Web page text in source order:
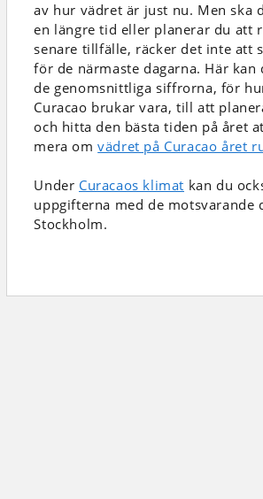
av hur vädret är just nu. Men ska
en längre tid eller planerar du att
senare tillfälle, räcker det inte att
för de närmaste dagarna. Här kan
de genomsnittliga siffrorna, för
Curacao brukar vara, till att
och hitta den bästa tiden på året
mera omvädret på Curacao året
Under Curacaos klimat kan du
uppgifterna med de motsvarande
Stockholm.